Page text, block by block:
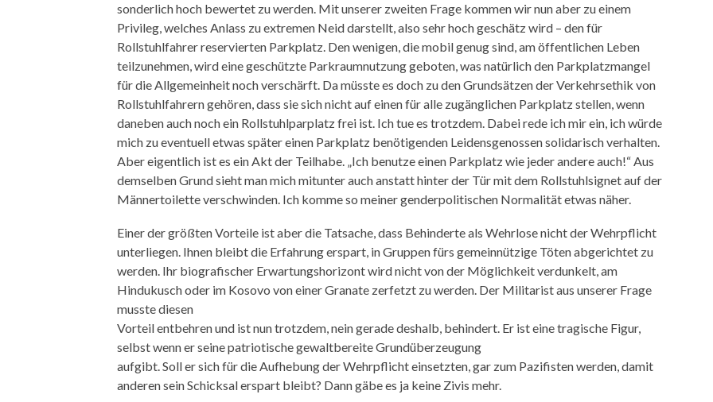
sonderlich hoch bewertet zu werden. Mit unserer zweiten Frage kommen wir nun aber zu einem
Privileg, welches Anlass zu extremen Neid darstellt, also sehr hoch geschätz wird – den für
Rollstuhlfahrer reservierten Parkplatz. Den wenigen, die mobil genug sind, am öffentlichen Leben
teilzunehmen, wird eine geschützte Parkraumnutzung geboten, was natürlich den Parkplatzmangel
für die Allgemeinheit noch verschärft. Da müsste es doch zu den Grundsätzen der Verkehrsethik von
Rollstuhlfahrern gehören, dass sie sich nicht auf einen für alle zugänglichen Parkplatz stellen, wenn
daneben auch noch ein Rollstuhlparplatz frei ist. Ich tue es trotzdem. Dabei rede ich mir ein, ich würde
mich zu eventuell etwas später einen Parkplatz benötigenden Leidensgenossen solidarisch verhalten.
Aber eigentlich ist es ein Akt der Teilhabe. „Ich benutze einen Parkplatz wie jeder andere auch!“ Aus
demselben Grund sieht man mich mitunter auch anstatt hinter der Tür mit dem Rollstuhlsignet auf der
Männertoilette verschwinden. Ich komme so meiner genderpolitischen Normalität etwas näher.
Einer der größten Vorteile ist aber die Tatsache, dass Behinderte als Wehrlose nicht der Wehrpflicht
unterliegen. Ihnen bleibt die Erfahrung erspart, in Gruppen fürs gemeinnützige Töten abgerichtet zu
werden. Ihr biografischer Erwartungshorizont wird nicht von der Möglichkeit verdunkelt, am
Hindukusch oder im Kosovo von einer Granate zerfetzt zu werden. Der Militarist aus unserer Frage
musste diesen
Vorteil entbehren und ist nun trotzdem, nein gerade deshalb, behindert. Er ist eine tragische Figur,
selbst wenn er seine patriotische gewaltbereite Grundüberzeugung
aufgibt. Soll er sich für die Aufhebung der Wehrpflicht einsetzten, gar zum Pazifisten werden, damit
anderen sein Schicksal erspart bleibt? Dann gäbe es ja keine Zivis mehr.